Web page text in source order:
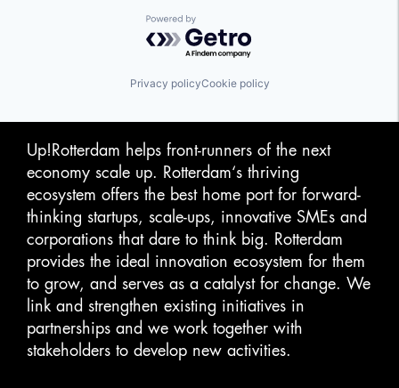
Powered by Getro.com
Privacy policyCookie policy
Up!Rotterdam helps front-runners of the next
economy scale up. Rotterdam‘s thriving
ecosystem offers the best home port for forward-
thinking startups, scale-ups, innovative SMEs and
corporations that dare to think big. Rotterdam
provides the ideal innovation ecosystem for them
to grow, and serves as a catalyst for change. We
link and strengthen existing initiatives in
partnerships and we work together with
stakeholders to develop new activities.